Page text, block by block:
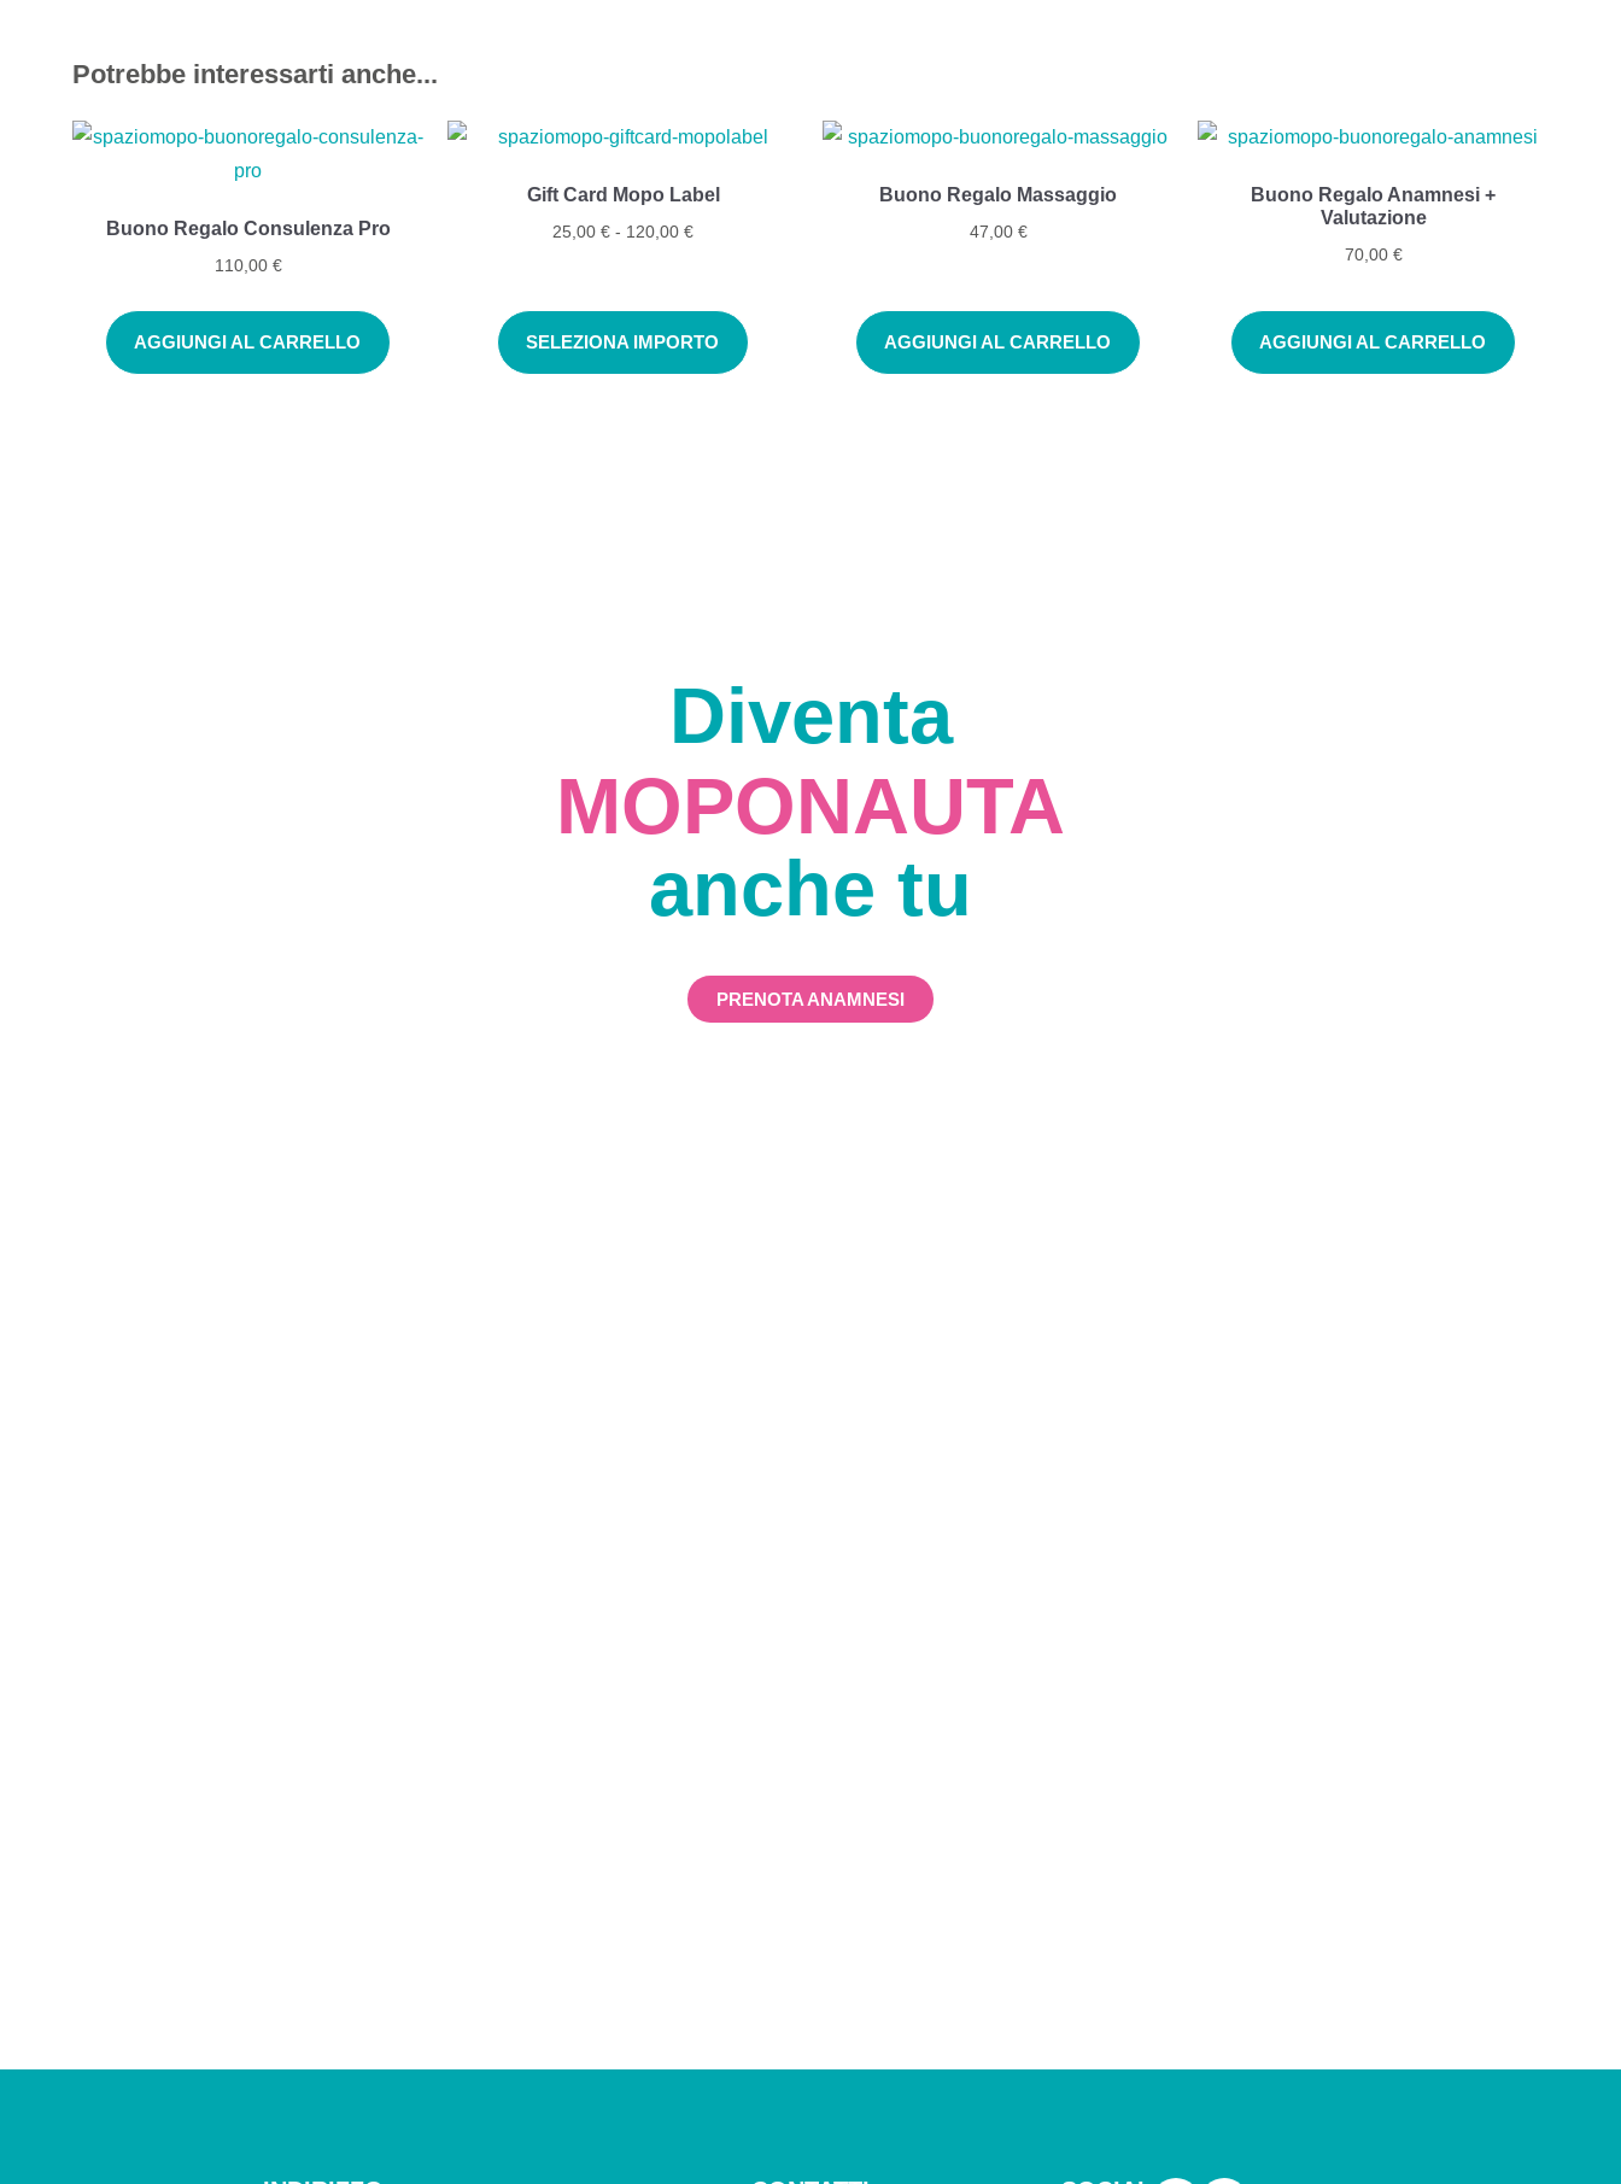
Potrebbe interessarti anche...
Buono Regalo Consulenza Pro
110,00 €
AGGIUNGI AL CARRELLO
Gift Card Mopo Label
25,00 € - 120,00 €
SELEZIONA IMPORTO
Buono Regalo Massaggio
47,00 €
AGGIUNGI AL CARRELLO
Buono Regalo Anamnesi +
Valutazione
70,00 €
AGGIUNGI AL CARRELLO
Diventa
MOPONAUTA
anche tu
PRENOTA ANAMNESI